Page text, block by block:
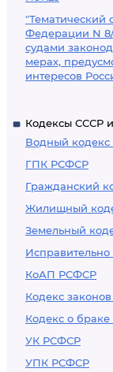
"Тематический
Федерации N
судами
мерах,
интересов
Кодексы СССР
Водный
ГПК РСФСР
Гражданский
Жилищный
Земельный
КоАП РСФСР
Кодекс
Кодекс о
УК РСФСР
УПК РСФСР